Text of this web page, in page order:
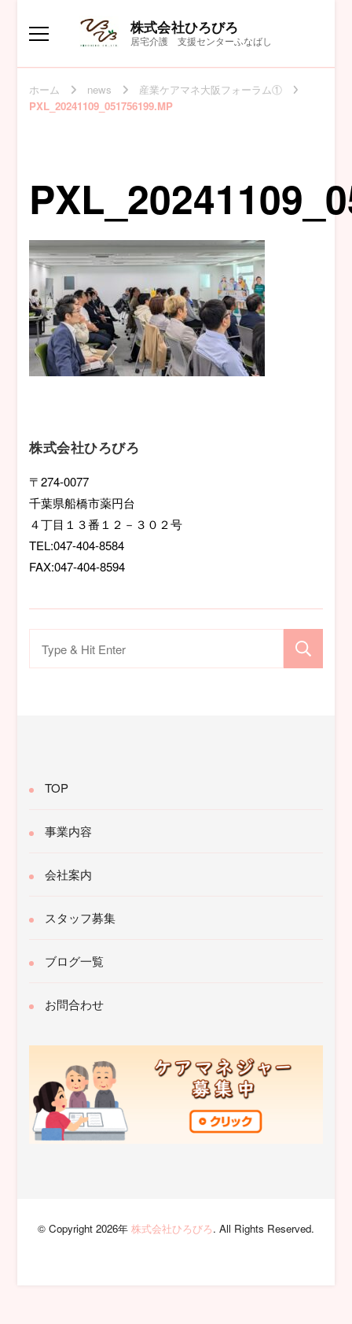
株式会社ひろびろ
居宅介護 支援センターふなばし
ホーム news
産業ケアマネ大阪フォーラム①
PXL_20241109_051756199.MP
株式会社ひろびろ
〒274-0077
千葉県船橋市薬円台
４丁目１３番１２－３０２号
TEL:047-404-8584
FAX:047-404-8594
TOP
事業内容
会社案内
スタッフ募集
ブログ一覧
お問合わせ
© Copyright 2026年 株式会社ひろびろ. All Rights Reserved.